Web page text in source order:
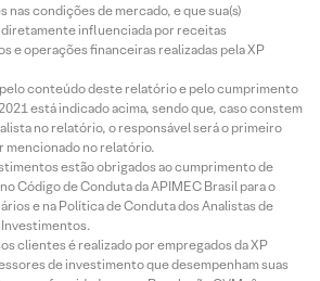
condições de mercado, e que sua(s)
influenciada por receitas
e operações financeiras realizadas pela XP
conteúdo deste relatório e pelo cumprimento
está indicado acima, sendo que, caso constem
no relatório, o responsável será o primeiro
mencionado no relatório.
estão obrigados ao cumprimento de
Código de Conduta da APIMEC Brasil para o
e na Política de Conduta dos Analistas de
Investimentos.
clientes é realizado por empregados da XP
de investimento que desempenham suas